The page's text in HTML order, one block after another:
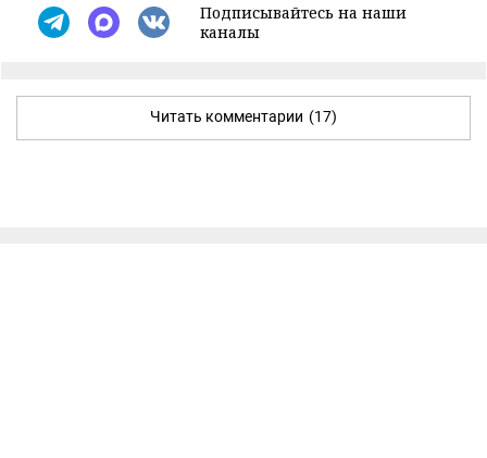
Подписывайтесь на наши
каналы
Читать комментарии (17)